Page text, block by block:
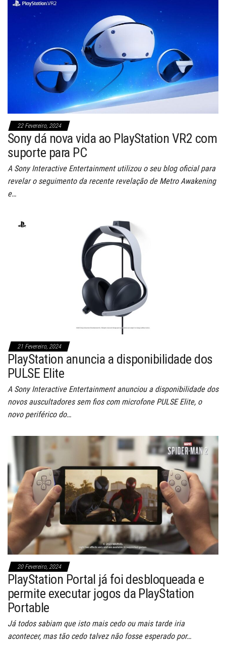
22 Fevereiro, 2024
Sony dá nova vida ao PlayStation VR2 com
suporte para PC
A Sony Interactive Entertainment utilizou o seu blog oficial para
revelar o seguimento da recente revelação de Metro Awakening
e…
21 Fevereiro, 2024
PlayStation anuncia a disponibilidade dos
PULSE Elite
A Sony Interactive Entertainment anunciou a disponibilidade dos
novos auscultadores sem fios com microfone PULSE Elite, o
novo periférico do…
20 Fevereiro, 2024
PlayStation Portal já foi desbloqueada e
permite executar jogos da PlayStation
Portable
Já todos sabiam que isto mais cedo ou mais tarde iria
acontecer, mas tão cedo talvez não fosse esperado por…